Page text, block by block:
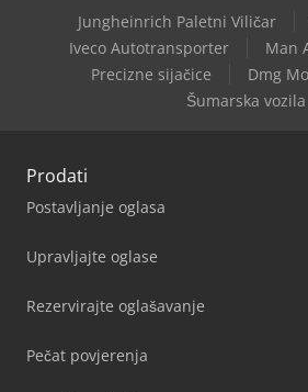
Jungheinrich Paletni Viličar
Iveco Autotransporter
Man
Precizne sijačice
Dmg
Šumarska vozila
Prodati
Postavljanje oglasa
Upravljajte oglase
Rezervirajte oglašavanje
Pečat povjerenja